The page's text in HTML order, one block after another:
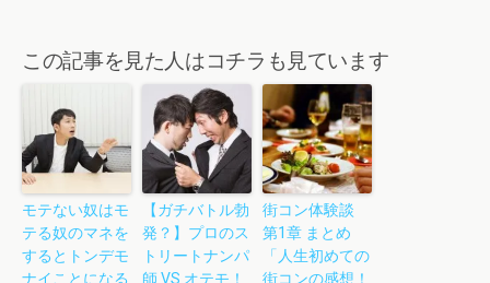
この記事を見た人はコチラも見ています
モテない奴はモ
テる奴のマネを
するとトンデモ
ナイことになる
【ガチバトル勃
発？】プロのス
トリートナンパ
師 VS オテモ！
街コン体験談
第1章 まとめ
「人生初めての
街コンの感想！